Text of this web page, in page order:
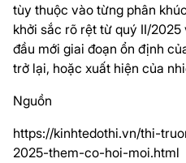
tùy thuộc vào từng phân
khởi sắc rõ rệt từ quý II/
đầu mới giai đoạn ổn định
trở lại, hoặc xuất hiện của
Nguồn
https://kinhtedothi.vn/thi-
2025-them-co-hoi-moi.html